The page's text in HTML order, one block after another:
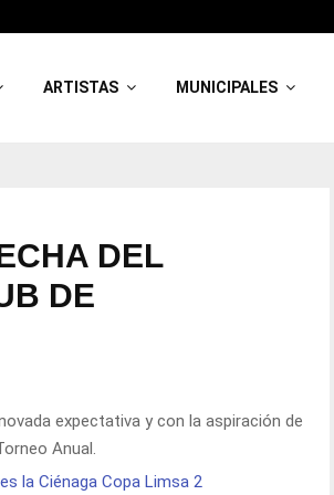
ARTISTAS MUNICIPALES
DEL
DE
expectativa y con la aspiración de
Anual.